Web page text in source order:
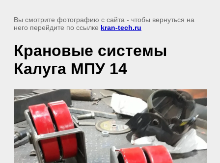
Вы смотрите фотографию с сайта - чтобы вернуться на
него перейдите по ссылке kran-tech.ru
Крановые системы
Калуга МПУ 14